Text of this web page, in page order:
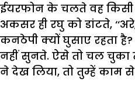
ईयरफोन के चलते वह किसी
अकसर ही रघु को डांटते, ‘‘अरे
कनठेपी क्यों घुसाए रहता है?
नहीं सुनते. ऐसे तो चल चुका
ने देख लिया, तो तुम्हें काम से